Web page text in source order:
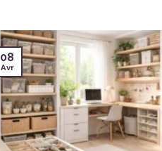
08
Avr